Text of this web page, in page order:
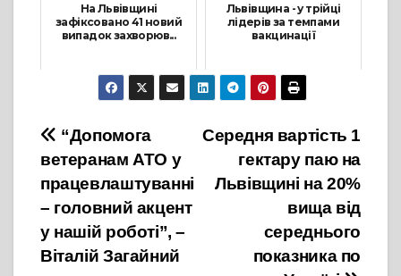
На Львівщині
зафіксовано 41 новий
випадок захворюв...
24 Травня, 2021
Львівщина - у трійці
лідерів за темпами
вакцинації
22 Жовтня, 2021
Навігація
записів
Середня вартість 1
гектару паю на
Львівщині на 20%
вища від
середнього
показника по
“Допомога
ветеранам АТО у
працевлаштуванні
– головний акцент
у нашій роботі”, –
Віталій Загайний